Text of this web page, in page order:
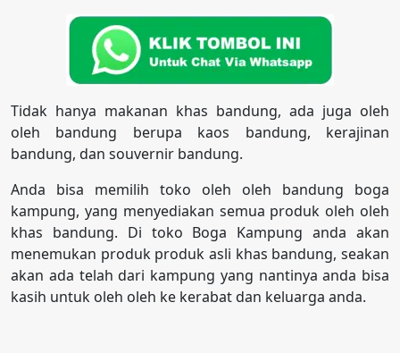
Tidak hanya makanan khas bandung, ada juga oleh
oleh bandung berupa kaos bandung, kerajinan
bandung, dan souvernir bandung.
Anda bisa memilih toko oleh oleh bandung boga
kampung, yang menyediakan semua produk oleh oleh
khas bandung. Di toko Boga Kampung anda akan
menemukan produk produk asli khas bandung, seakan
akan ada telah dari kampung yang nantinya anda bisa
kasih untuk oleh oleh ke kerabat dan keluarga anda.